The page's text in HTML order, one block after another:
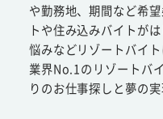
や勤務地、期間など希
トや住み込みバイトが
悩みなどリゾートバイ
業界No.1のリゾートバ
りのお仕事探しと夢の実